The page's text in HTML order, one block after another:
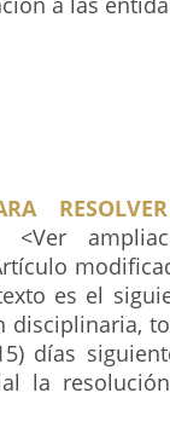
<Ver
es el
disciplinaria,
días
la